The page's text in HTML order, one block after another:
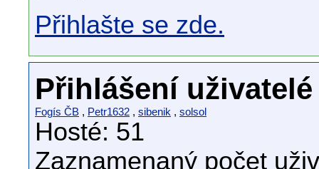
Přihlašte se zde.
Přihlášení uživatelé
Fogís ČB , Petr1632 , sibenik , solsol
Hosté: 51
Zaznamenaný počet